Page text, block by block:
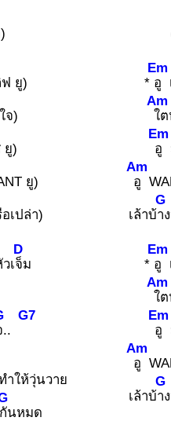
ยู)
จ)
ยู)
ยู)
เปล่า)
เ
D
จ็ม
..
G7
ำให้วุ่นวาย
กันหมด
*
Em
อู
Am
ใต
Em
อู
Am
อู
เล้าบ้
G
า
*
Em
อู
Am
ใต
Em
อู
Am
อู
เล้าบ้
G
า